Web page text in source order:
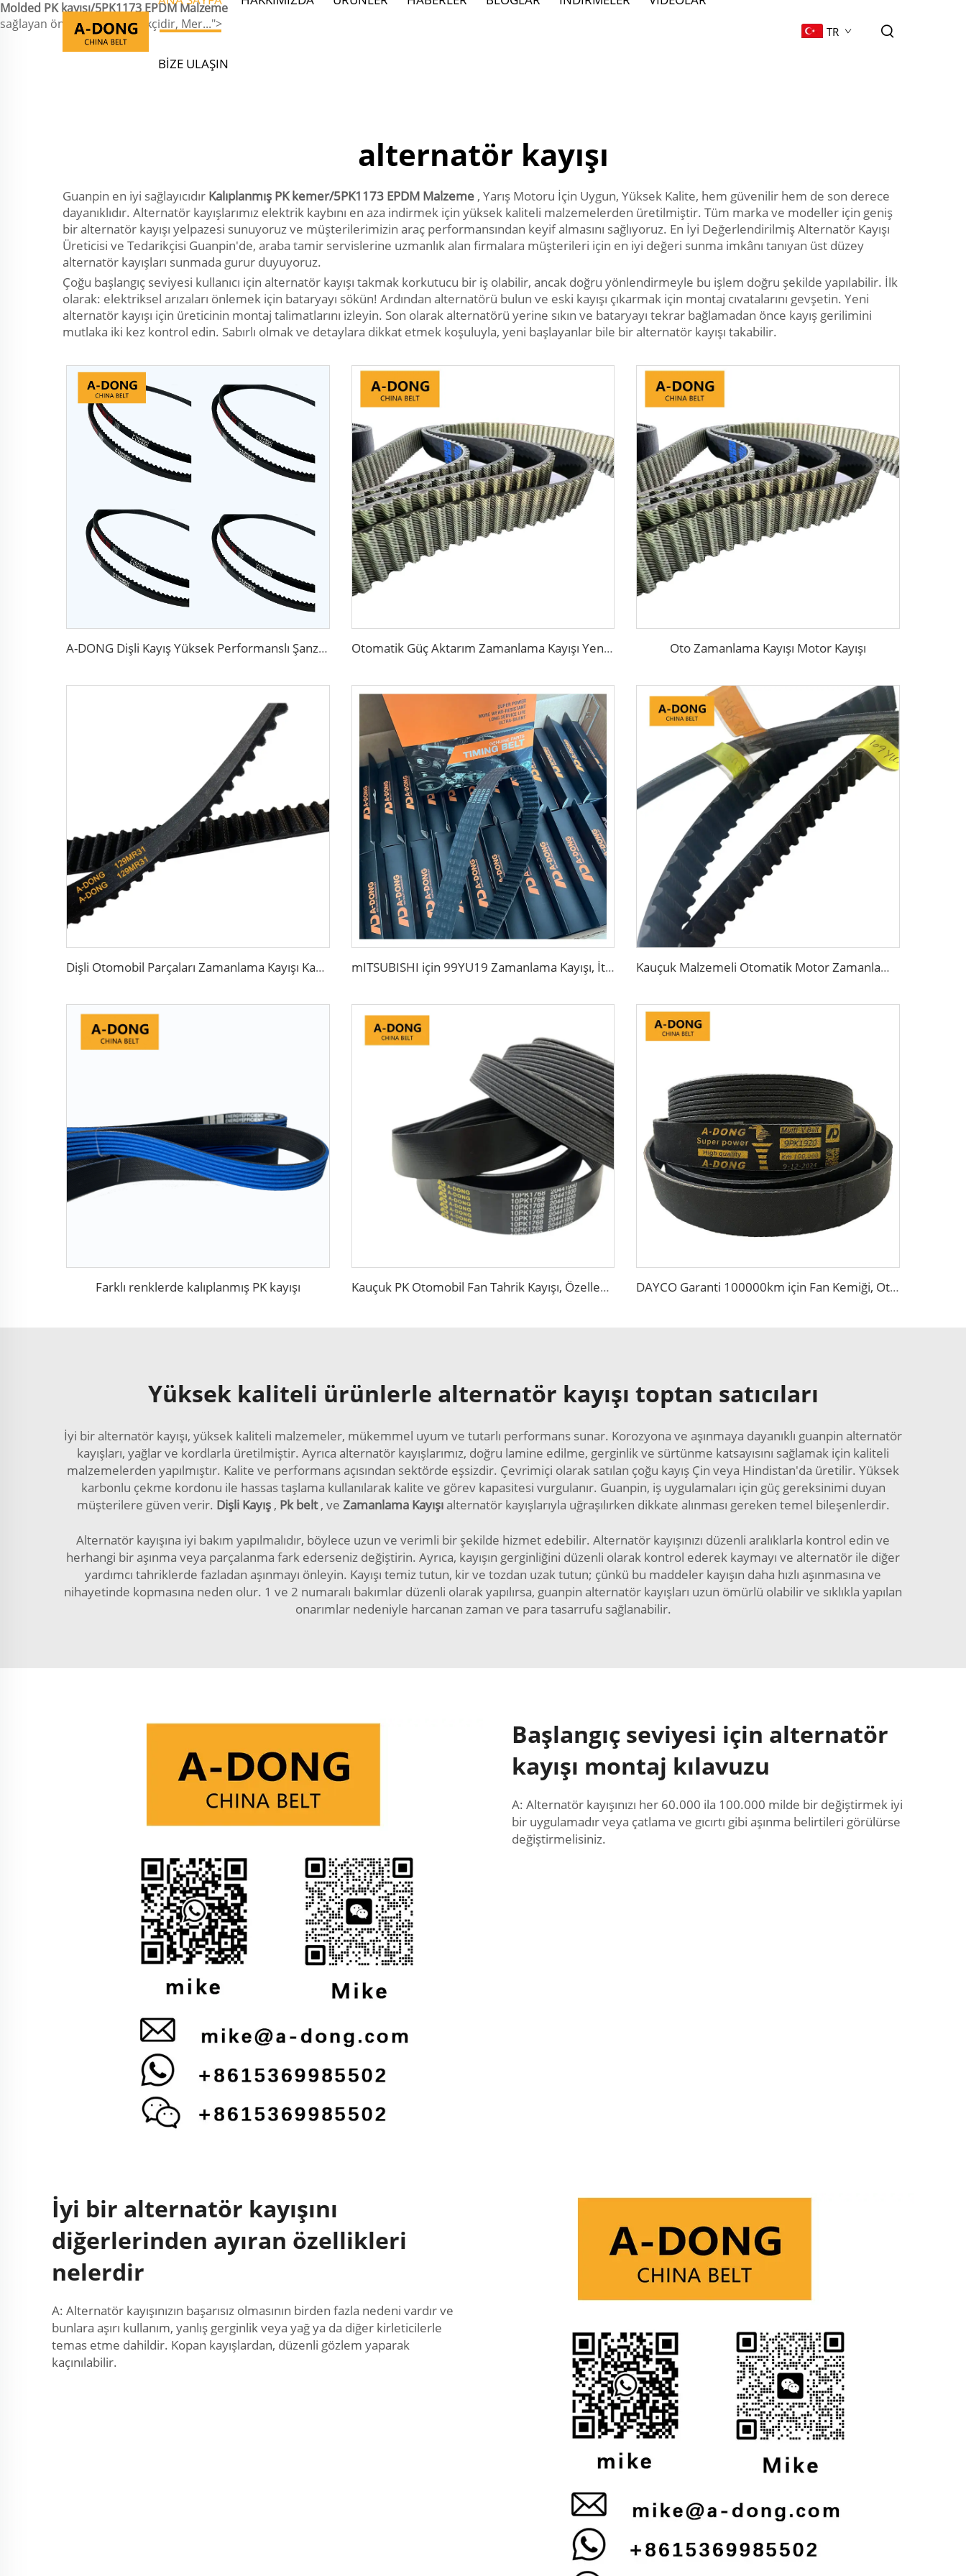
Molded PK kayışı/5PK1173 EPDM Malzeme
sağlayan önde gelen tedarikçidir, Mer...">
BIZE ULAŞIN
TR
alternatör kayışı
Guanpin en iyi sağlayıcıdır Kalıplanmış PK kemer/5PK1173 EPDM Malzeme , Yarış Motoru İçin Uygun, Yüksek Kalite, hem güvenilir hem de son derece
dayanıklıdır. Alternatör kayışlarımız elektrik kaybını en aza indirmek için yüksek kaliteli malzemelerden üretilmiştir. Tüm marka ve modeller için geniş
bir alternatör kayışı yelpazesi sunuyoruz ve müşterilerimizin araç performansından keyif almasını sağlıyoruz. En İyi Değerlendirilmiş Alternatör Kayışı
Üreticisi ve Tedarikçisi Guanpin'de, araba tamir servislerine uzmanlık alan firmalara müşterileri için en iyi değeri sunma imkânı tanıyan üst düzey
alternatör kayışları sunmada gurur duyuyoruz.
Çoğu başlangıç seviyesi kullanıcı için alternatör kayışı takmak korkutucu bir iş olabilir, ancak doğru yönlendirmeyle bu işlem doğru şekilde yapılabilir. İlk
olarak: elektriksel arızaları önlemek için bataryayı sökün! Ardından alternatörü bulun ve eski kayışı çıkarmak için montaj cıvatalarını gevşetin. Yeni
alternatör kayışı için üreticinin montaj talimatlarını izleyin. Son olarak alternatörü yerine sıkın ve bataryayı tekrar bağlamadan önce kayış gerilimini
mutlaka iki kez kontrol edin. Sabırlı olmak ve detaylara dikkat etmek koşuluyla, yeni başlayanlar bile bir alternatör kayışı takabilir.
A-DONG Dişli Kayış Yüksek Performanslı Şanzıman Kayışları Otomatik Güç Aktarım Zamanlama Kayışı Yeni Ürün Özelleştirilebilir OEM Kauçuk Malzeme Oto Zamanlama Kayışı Motor Kayışı
Dişli Otomobil Parçaları Zamanlama Kayışı Kauçuk Fiberglas ile Beyaz/siyah Motor Ekipmanı mITSUBISHI için 99YU19 Zamanlama Kayışı, İthal Polyester Gerilim Hattı ile Kauçuk Malzemeli Otomatik Motor Zamanlama Kayışı
Farklı renklerde kalıplanmış PK kayışı Kauçuk PK Otomobil Fan Tahrik Kayışı, Özelleştirilebilir OEM 8PK 6PK 4PK Poly V Dişli Kayışlar DAYCO Garanti 100000km için Fan Kemiği, Otomotiv Kayışı, Zamanlama Kayışı, Şanzıman Kayışı
Yüksek kaliteli ürünlerle alternatör kayışı toptan satıcıları
İyi bir alternatör kayışı, yüksek kaliteli malzemeler, mükemmel uyum ve tutarlı performans sunar. Korozyona ve aşınmaya dayanıklı guanpin alternatör
kayışları, yağlar ve kordlarla üretilmiştir. Ayrıca alternatör kayışlarımız, doğru lamine edilme, gerginlik ve sürtünme katsayısını sağlamak için kaliteli
malzemelerden yapılmıştır. Kalite ve performans açısından sektörde eşsizdir. Çevrimiçi olarak satılan çoğu kayış Çin veya Hindistan'da üretilir. Yüksek
karbonlu çekme kordonu ile hassas taşlama kullanılarak kalite ve görev kapasitesi vurgulanır. Guanpin, iş uygulamaları için güç gereksinimi duyan
müşterilere güven verir. Dişli Kayış , Pk belt, ve Zamanlama Kayışıalternatör kayışlarıyla uğraşılırken dikkate alınması gereken temel bileşenlerdir.
Alternatör kayışına iyi bakım yapılmalıdır, böylece uzun ve verimli bir şekilde hizmet edebilir. Alternatör kayışınızı düzenli aralıklarla kontrol edin ve
herhangi bir aşınma veya parçalanma fark ederseniz değiştirin. Ayrıca, kayışın gerginliğini düzenli olarak kontrol ederek kaymayı ve alternatör ile diğer
yardımcı tahriklerde fazladan aşınmayı önleyin. Kayışı temiz tutun, kir ve tozdan uzak tutun; çünkü bu maddeler kayışın daha hızlı aşınmasına ve
nihayetinde kopmasına neden olur. 1 ve 2 numaralı bakımlar düzenli olarak yapılırsa, guanpin alternatör kayışları uzun ömürlü olabilir ve sıklıkla yapılan
onarımlar nedeniyle harcanan zaman ve para tasarrufu sağlanabilir.
Başlangıç seviyesi için alternatör
kayışı montaj kılavuzu
A: Alternatör kayışınızı her 60.000 ila 100.000 milde bir değiştirmek iyi
bir uygulamadır veya çatlama ve gıcırtı gibi aşınma belirtileri görülürse
değiştirmelisiniz.
İyi bir alternatör kayışını
diğerlerinden ayıran özellikleri
nelerdir
A: Alternatör kayışınızın başarısız olmasının birden fazla nedeni vardır ve
bunlara aşırı kullanım, yanlış gerginlik veya yağ ya da diğer kirleticilerle
temas etme dahildir. Kopan kayışlardan, düzenli gözlem yaparak
kaçınılabilir.